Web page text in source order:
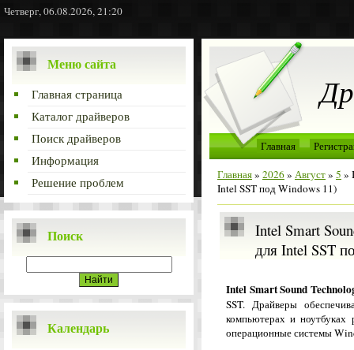
Четверг, 06.08.2026, 21:20
Меню сайта
Главная страница
Каталог драйверов
Поиск драйверов
Информация
Решение проблем
Поиск
Календарь
Главная
Главная» 2026» Август» 5 »
Intel SST под Windows 11)
Intel Smart
для Intel SST
Intel Smart Sound
SST. Драйверы
компьютерах и ноутбуках
операционные системы